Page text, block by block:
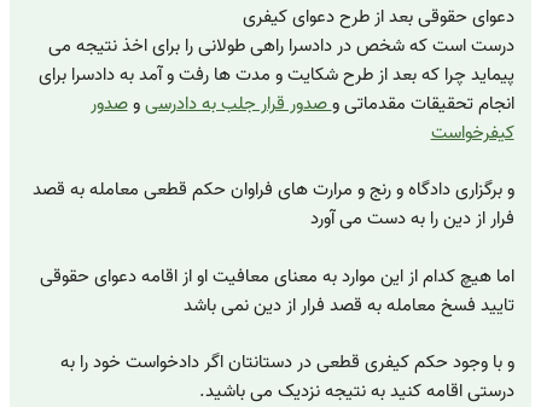
دعوای حقوقی بعد از طرح دعوای کیفری
درست است که شخص در دادسرا راهی طولانی را برای اخذ نتیجه می
پیماید چرا که بعد از طرح شکایت و مدت ها رفت و آمد به دادسرا برای
انجام تحقیقات مقدماتی وصدور قرار جلب به دادرسیوصدور
کیفرخواست
و برگزاری دادگاه و رنج و مرارت های فراوان حکم قطعی معامله به قصد
فرار از دین را به دست می آورد
اما هیچ کدام از این موارد به معنای معافیت او از اقامه دعوای حقوقی
تایید فسخ معامله به قصد فرار از دین نمی باشد
و با وجود حکم کیفری قطعی در دستانتان اگر دادخواست خود را به
درستی اقامه کنید به نتیجه نزدیک می باشید.